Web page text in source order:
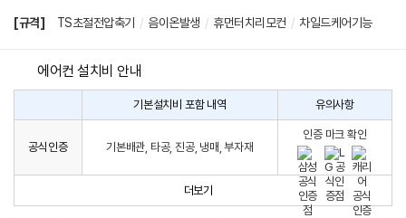
[규격] TS초절전압축기 / 음이온발생 / 휴먼터치리모컨 / 차일드케어기능
에어컨 설치비 안내
구
시
컨
설
기본설치비 포함 내역 유의사항
공식인증 기본배관, 타공, 진공, 냉매, 부자재
인증 마크 확인
더보기